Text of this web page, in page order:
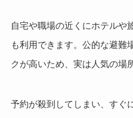
自宅や職場の近くにホテルや
も利用できます。公的な避難
クが高いため、実は人気の場
予約が殺到してしまい、すぐ